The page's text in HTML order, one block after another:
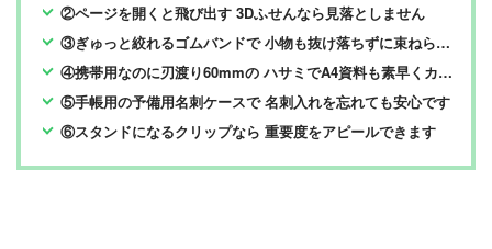
②ページを開くと飛び出す 3Dふせんなら見落としません
③ぎゅっと絞れるゴムバンドで 小物も抜け落ちずに束ねられます
④携帯用なのに刃渡り60mmの ハサミでA4資料も素早くカット
⑤手帳用の予備用名刺ケースで 名刺入れを忘れても安心です
⑥スタンドになるクリップなら 重要度をアピールできます